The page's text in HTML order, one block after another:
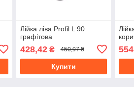
Лійка ліва Profil L 90
графітова
428,42₴ 450,97 ₴
Купити